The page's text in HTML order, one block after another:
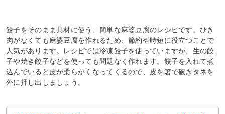
餃子をそのまま具材に使う、簡単な麻婆豆腐のレシピです。ひき
肉がなくても麻婆豆腐を作れるため、節約や時短に役立つことで
人気があります。レシピでは冷凍餃子を使っていますが、生の餃
子や焼き餃子などを使っても問題なく作れます。餃子を入れて煮
込んでいると皮が柔らかくなってくるので、皮を箸で破きタネを
外に押し出しましょう。